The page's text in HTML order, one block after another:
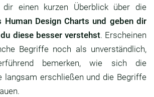
einen kurzen Überblick über die
Human Design Charts und geben dir
diese besser verstehst. Erscheinen
Begriffe noch als unverständlich,
bemerken, wie sich die
langsam erschließen und die Begriffe